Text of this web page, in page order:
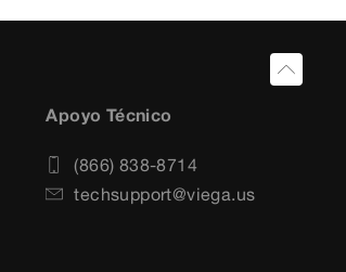
Apoyo Técnico
(866) 838-8714
techsupport@viega.us